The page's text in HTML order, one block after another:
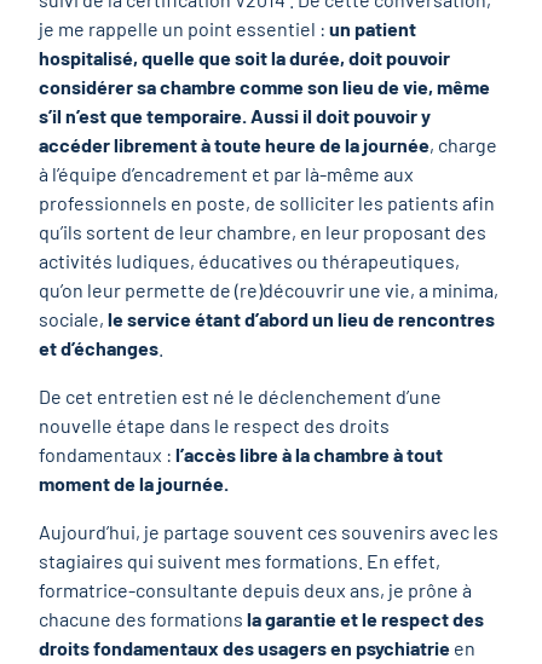
je me rappelle un point essentiel :un patient
hospitalisé, quelle que soit la durée, doit pouvoir
considérer sa chambre comme son lieu de vie, même
s’il n’est que temporaire. Aussi il doit pouvoir y
accéder librement à toute heure de la journée, charge
à l’équipe d’encadrement et par là-même aux
professionnels en poste, de solliciter les patients afin
qu’ils sortent de leur chambre, en leur proposant des
activités ludiques, éducatives ou thérapeutiques,
qu’on leur permette de (re)découvrir une vie, a minima,
sociale,le service étant d’abord un lieu de rencontres
et d’échanges
De cet entretien est né le déclenchement d’une
nouvelle étape dans le respect des droits
fondamentaux :l’accès libre à la chambre à tout
moment de la journée.
Aujourd’hui, je partage souvent ces souvenirs avec les
stagiaires qui suivent mes formations. En effet,
formatrice-consultante depuis deux ans, je prône à
chacune des formations la garantie et le respect des
droits fondamentaux des usagers en psychiatrie en